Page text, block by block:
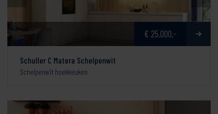
€ 25.000,-
Schuller C Matera Schelpenwit
Schelpenwit hoekkeuken